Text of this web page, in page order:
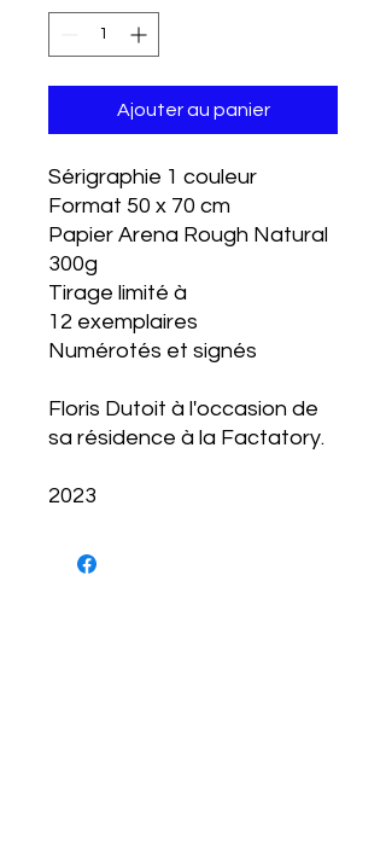
Ajouter au panier
Sérigraphie 1 couleur
Format 50 x 70 cm
Papier Arena Rough Natural
300g
Tirage limité à
12 exemplaires
Numérotés et signés
Floris Dutoit à l'occasion de
sa résidence à la Factatory.
2023